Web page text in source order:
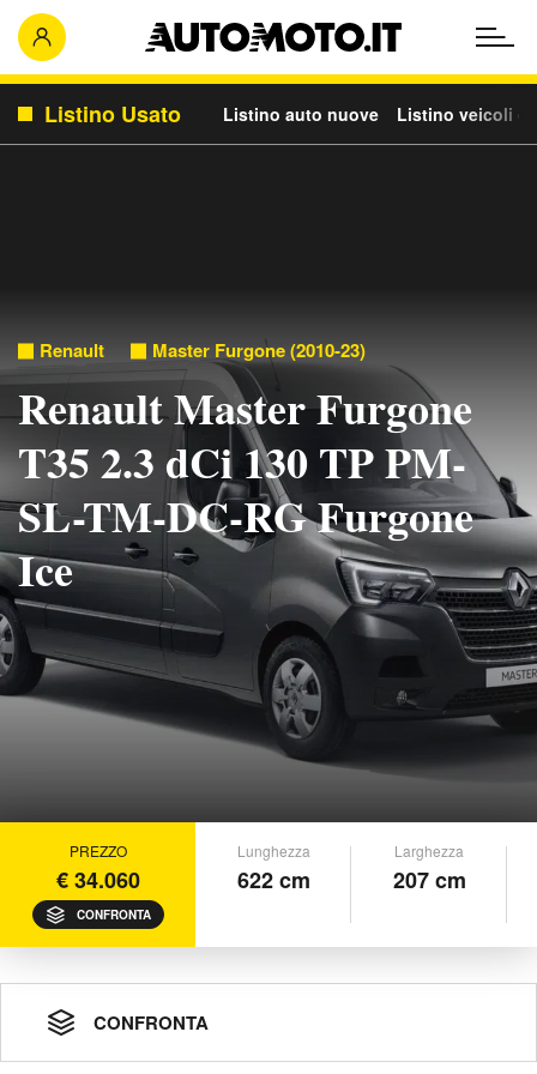
Listino Usato Listino auto nuove Listino veicoli
Renault Master Furgone (2010-23)
Renault Master Furgone
T35 2.3 dCi 130 TP PM-
SL-TM-DC-RG Furgone
Ice
PREZZO
€ 34.060
CONFRONTA
Lunghezza
622 cm
Larghezza
207 cm
CONFRONTA